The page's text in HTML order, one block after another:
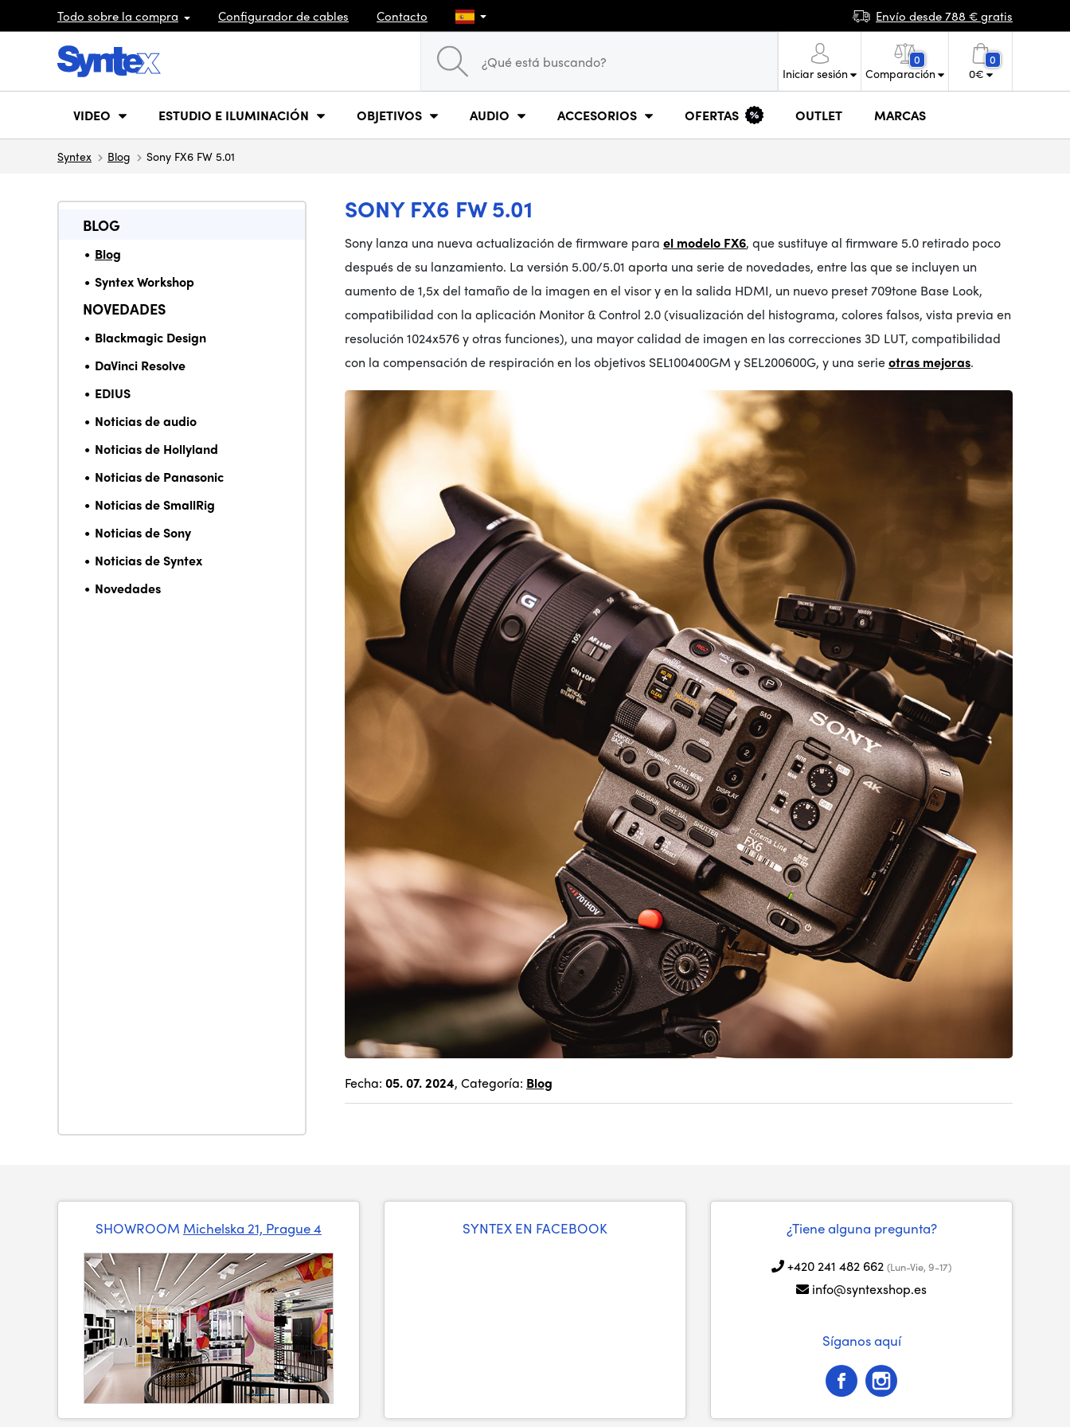
Todo sobre la compra Configurador de cables Contacto Envío desde 788 € gratis
Iniciar sesión
0
Comparación
0
0€
VIDEO ESTUDIO E ILUMINACIÓN OBJETIVOS AUDIO ACCESORIOS OFERTAS OUTLET MARCAS
Syntex Blog Sony FX6 FW 5.01
SONY FX6 FW 5.01
BLOG
Blog
Syntex Workshop
NOVEDADES
Blackmagic Design
DaVinci Resolve
EDIUS
Noticias de audio
Noticias de Hollyland
Noticias de Panasonic
Noticias de SmallRig
Noticias de Sony
Noticias de Syntex
Novedades
Sony lanza una nueva actualización de firmware para el modelo FX6, que sustituye al firmware 5.0 retirado poco
después de su lanzamiento. La versión 5.00/5.01 aporta una serie de novedades, entre las que se incluyen un
aumento de 1,5x del tamaño de la imagen en el visor y en la salida HDMI, un nuevo preset 709tone Base Look,
compatibilidad con la aplicación Monitor & Control 2.0 (visualización del histograma, colores falsos, vista previa en
resolución 1024x576 y otras funciones), una mayor calidad de imagen en las correcciones 3D LUT, compatibilidad
con la compensación de respiración en los objetivos SEL100400GM y SEL200600G, y una serieotras mejoras.
Fecha: 05. 07. 2024, Categoría: Blog
SHOWROOM Michelska 21, Prague 4 SYNTEX EN FACEBOOK ¿Tiene alguna pregunta?
+420 241 482 662 (Lun-Vie, 9-17)
info@syntexshop.es
Síganos aquí